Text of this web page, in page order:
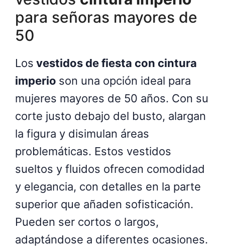
para señoras mayores de
50
Los vestidos de fiesta con cintura
imperio son una opción ideal para
mujeres mayores de 50 años. Con su
corte justo debajo del busto, alargan
la figura y disimulan áreas
problemáticas. Estos vestidos
sueltos y fluidos ofrecen comodidad
y elegancia, con detalles en la parte
superior que añaden sofisticación.
Pueden ser cortos o largos,
adaptándose a diferentes ocasiones.